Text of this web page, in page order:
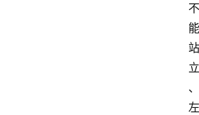
不
能
站
立
、
左